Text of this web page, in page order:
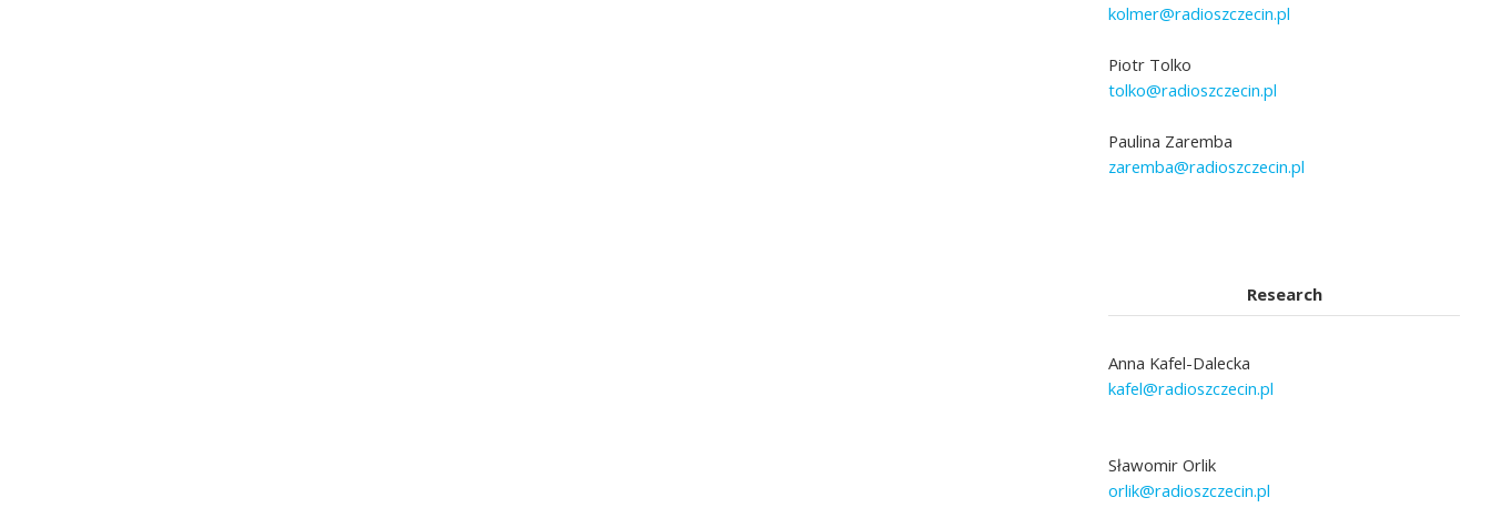
kolmer@radioszczecin.pl
Piotr Tolko
tolko@radioszczecin.pl
Paulina Zaremba
zaremba@radioszczecin.pl
Research
Anna Kafel-Dalecka
kafel@radioszczecin.pl
Sławomir Orlik
orlik@radioszczecin.pl